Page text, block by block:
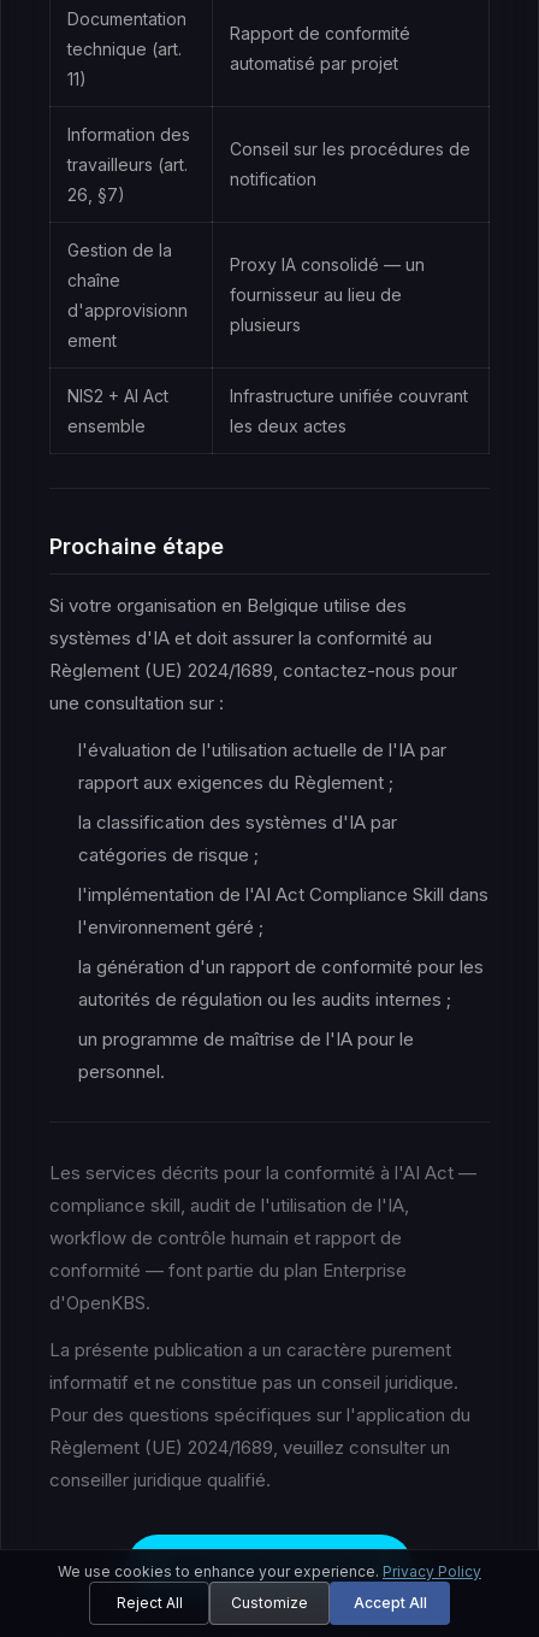
Documentation
technique (art.
11)
Rapport de conformité
automatisé par projet
Information des
travailleurs (art.
26, §7)
Conseil sur les procédures de
notification
Gestion de la
chaîne
d'approvisionn
ement
Proxy IA consolidé — un
fournisseur au lieu de
plusieurs
NIS2 + AI Act
ensemble
Infrastructure unifiée couvrant
les deux actes
Prochaine étape
Si votre organisation en Belgique utilise des
systèmes d'IA et doit assurer la conformité au
Règlement (UE) 2024/1689, contactez-nous pour
une consultation sur :
l'évaluation de l'utilisation actuelle de l'IA par
rapport aux exigences du Règlement ;
la classification des systèmes d'IA par
catégories de risque ;
l'implémentation de l'AI Act Compliance Skill dans
l'environnement géré ;
la génération d'un rapport de conformité pour les
autorités de régulation ou les audits internes ;
un programme de maîtrise de l'IA pour le
personnel.
Les services décrits pour la conformité à l'AI Act —
compliance skill, audit de l'utilisation de l'IA,
workflow de contrôle humain et rapport de
conformité — font partie du plan Enterprise
d'OpenKBS.
La présente publication a un caractère purement
informatif et ne constitue pas un conseil juridique.
Pour des questions spécifiques sur l'application du
Règlement (UE) 2024/1689, veuillez consulter un
conseiller juridique qualifié.
Book a Strategy Call
We use cookies to enhance your experience. Privacy Policy
Reject All
Customize Accept All